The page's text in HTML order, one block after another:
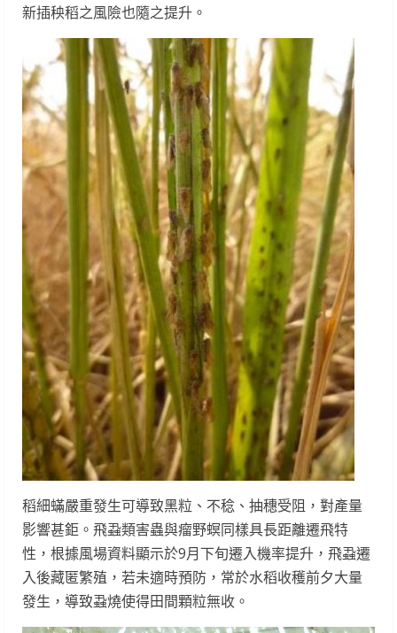
新插秧稻之風險也隨之提升。
稻細蟎嚴重發生可導致黑粒、不稔、抽穗受阻，對產量
影響甚鉅。飛蝨類害蟲與瘤野螟同樣具長距離遷飛特
性，根據風場資料顯示於9月下旬遷入機率提升，飛蝨遷
入後藏匿繁殖，若未適時預防，常於水稻收穫前夕大量
發生，導致蝨燒使得田間顆粒無收。